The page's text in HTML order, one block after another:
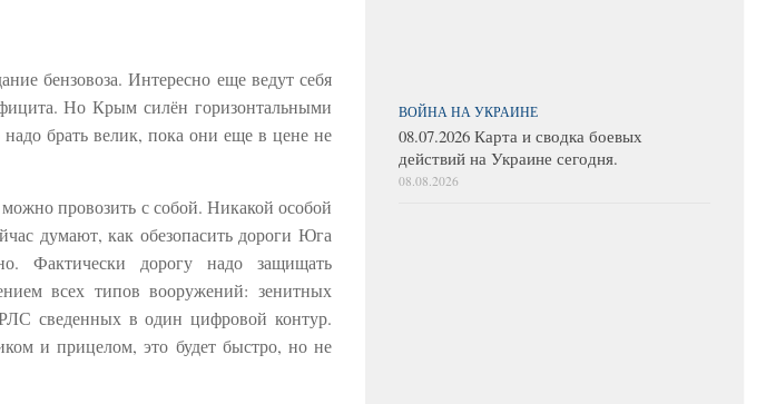
бензовоза. Интересно еще ведут себя
Но Крым силён горизонтальными
брать велик, пока они еще в цене не
провозить с собой. Никакой особой
думают, как обезопасить дороги Юга
Фактически дорогу надо защищать
всех типов вооружений: зенитных
сведенных в один цифровой контур.
и прицелом, это будет быстро, но не
ВОЙНА НА УКРАИНЕ
08.07.2026 Карта и сводка боевых
действий на Украине сегодня.
08.08.2026